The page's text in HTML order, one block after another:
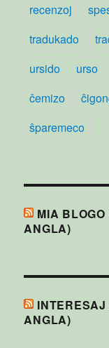
recenzoj
tradukado
ursido
urso
ĉemizo
ŝparemeco
MIA
ANGLA)
ANGLA)